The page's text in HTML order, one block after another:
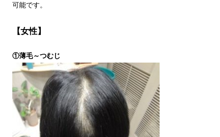
可能です。
【女性】
①薄毛～つむじ